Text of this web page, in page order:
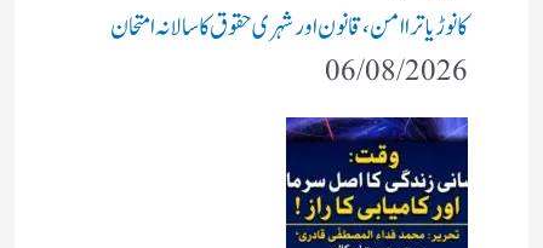
کانوڑ یاترا امن،قانون اور شہری حقوق کا سالانہ امتحان
06/08/2026